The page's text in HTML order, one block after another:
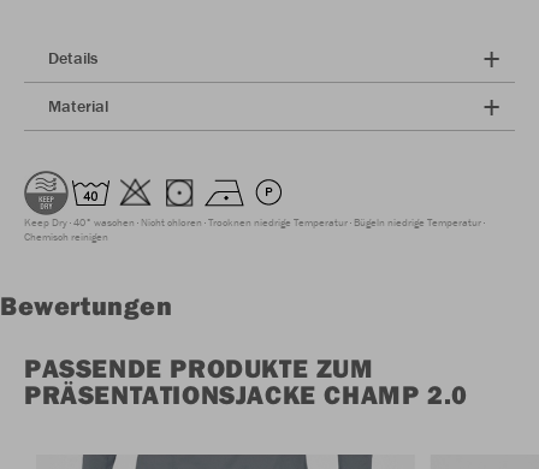
Details
Material
Keep Dry 40° waschen Nicht chloren Trocknen niedrige Temperatur Bügeln niedrige Temperatur
Chemisch reinigen
Bewertungen
PASSENDE PRODUKTE ZUM
PRÄSENTATIONSJACKE CHAMP 2.0